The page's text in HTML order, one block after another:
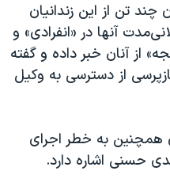
چند تن از این زندانیان
آنها در «انفرادی» و
از آنان خبر داده و گفته
از دسترسی به وکیل
همچنین به خطر اجرای
حسنی اشاره دارد.